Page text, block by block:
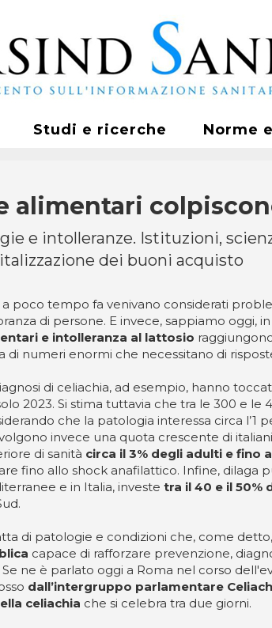
Studi e ricerche Norme
alimentari
e intolleranze. Istituzioni,
dei buoni acquisto
a poco tempo fa venivano considerati
di persone. E invece, sappiamo oggi,
e intolleranza al lattosio
di numeri enormi che necessitano di
di celiachia, ad esempio, hanno
2023. Si stima tuttavia che tra le 300 e
che la patologia interessa circa
invece una quota crescente di
di sanità circa il 3% degli adulti e fino
fino allo shock anafilattico. Infine, dilaga
e in Italia, investe tra il 40 e il 50%
di patologie e condizioni che, come
capace di rafforzare prevenzione,
ne è parlato oggi a Roma nel corso
dall’intergruppo parlamentare
celiachia che si celebra tra due giorni.